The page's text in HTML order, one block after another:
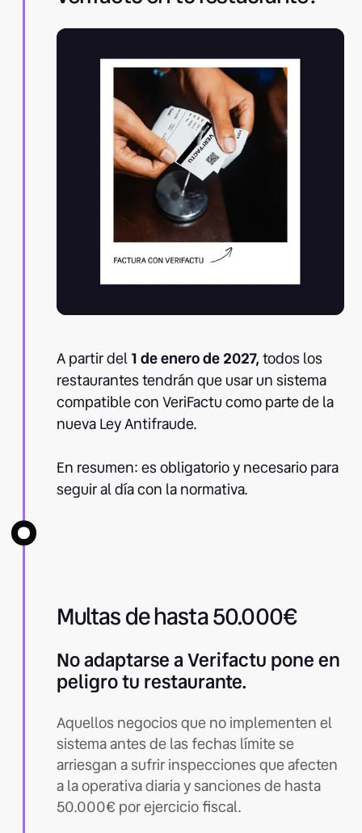
A partir del1 de enero de 2027,todos los
restaurantes tendrán que usar un sistema
compatible con VeriFactu como parte de la
nueva Ley Antifraude.
En resumen: es obligatorio y necesario para
seguir al día con la normativa.
Multas de hasta 50.000€
No adaptarse a Verifactu pone en
peligro tu restaurante.
Aquellos negocios que no implementen el
sistema antes de las fechas límite se
arriesgan a sufrir inspecciones que afecten
a la operativa diaria y sanciones de hasta
50.000€ por ejercicio fiscal.